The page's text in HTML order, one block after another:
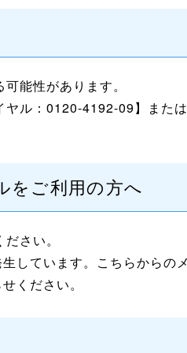
能性があります。
ル：0120-4192-09】また
をご利用の方へ
さい。
しています。こちらからの
ください。